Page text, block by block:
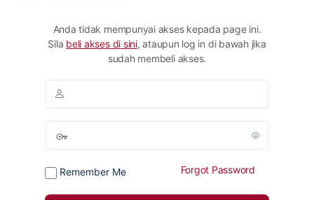
Anda tidak mempunyai akses kepada page ini.
Sila beli akses di sini, ataupun log in di bawah jika
sudah membeli akses.
Remember Me Forgot Password